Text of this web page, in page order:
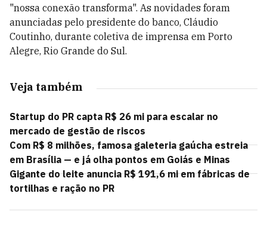
"nossa conexão transforma". As novidades foram
anunciadas pelo presidente do banco, Cláudio
Coutinho, durante coletiva de imprensa em Porto
Alegre, Rio Grande do Sul.
Veja também
Startup do PR capta R$ 26 mi para escalar no
mercado de gestão de riscos
Com R$ 8 milhões, famosa galeteria gaúcha estreia
em Brasília — e já olha pontos em Goiás e Minas
Gigante do leite anuncia R$ 191,6 mi em fábricas de
tortilhas e ração no PR